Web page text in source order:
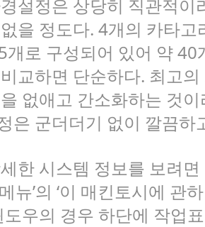
설정은 상당히
직관적이
없을 정도다. 4개의 카타고
개로 구성되어 있어 약 40
비교하면 단순하다. 최고의
없애고 간소화하는 것이
은 군더더기 없이 깔끔하
한 시스템 정보를 보려면
메뉴’의 ‘이 매킨토시에 관
도우의 경우 하단에
작업